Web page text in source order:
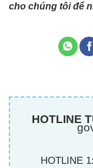
cho chúng tôi để
HOTLINE
HOTLINE